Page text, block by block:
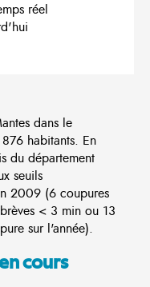
réel
dans le
habitants. En
du département
seuils
2009 (6 coupures
< 3 min ou 13
sur l'année).
cours